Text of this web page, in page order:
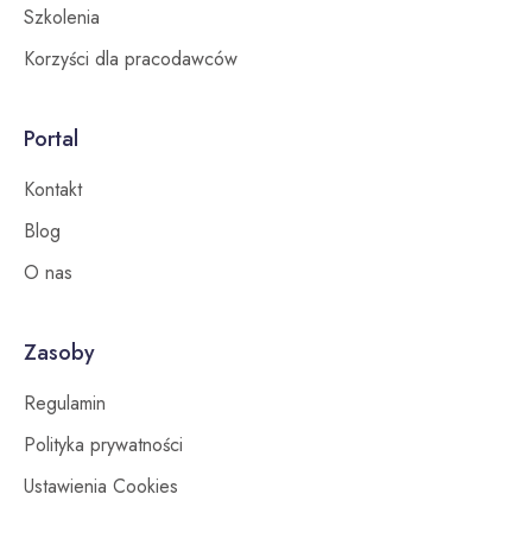
Szkolenia
Korzyści dla pracodawców
Portal
Kontakt
Blog
O nas
Zasoby
Regulamin
Polityka prywatności
Ustawienia Cookies